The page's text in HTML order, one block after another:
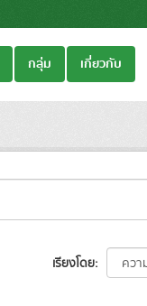
กลุ่ม เกี่ยวกับ
เรียงโดย